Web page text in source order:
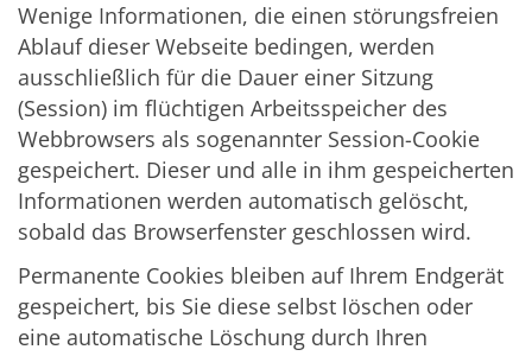
Wenige Informationen, die einen störungsfreien
Ablauf dieser Webseite bedingen, werden
ausschließlich für die Dauer einer Sitzung
(Session) im flüchtigen Arbeitsspeicher des
Webbrowsers als sogenannter Session-Cookie
gespeichert. Dieser und alle in ihm gespeicherten
Informationen werden automatisch gelöscht,
sobald das Browserfenster geschlossen wird.
Permanente Cookies bleiben auf Ihrem Endgerät
gespeichert, bis Sie diese selbst löschen oder
eine automatische Löschung durch Ihren